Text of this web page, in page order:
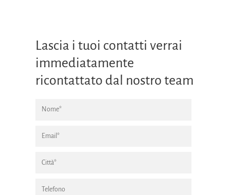
Lascia i tuoi contatti verrai
immediatamente
ricontattato dal nostro team